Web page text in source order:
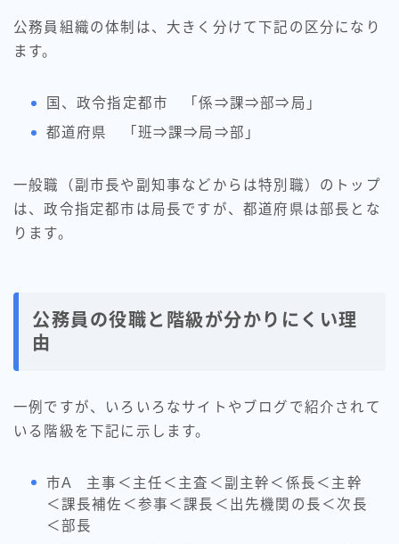
公務員組織の体制は、大きく分けて下記の区分になり
ます。
国、政令指定都市 「係⇒課⇒部⇒局」
都道府県 「班⇒課⇒局⇒部」
一般職（副市長や副知事などからは特別職）のトップ
は、政令指定都市は局長ですが、都道府県は部長とな
ります。
公務員の役職と階級が分かりにくい理
由
一例ですが、いろいろなサイトやブログで紹介されて
いる階級を下記に示します。
市A 主事＜主任＜主査＜副主幹＜係長＜主幹
＜課長補佐＜参事＜課長＜出先機関の長＜次長
＜部長